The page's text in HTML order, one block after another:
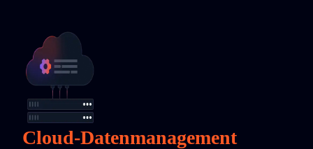
Cloud-Datenmanagement